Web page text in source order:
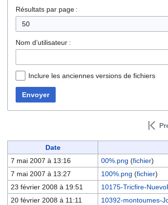
Résultats par page :
50
Nom d’utilisateur :
Inclure les anciennes versions de fichiers
Envoyer
Date
7 mai 2007 à 13:16
00%.png (fichier)
7 mai 2007 à 13:27
100%.png (fichier)
23 février 2008 à 19:51
10175-Tricfire-
20 février 2008 à 11:11
10392-montoumes-